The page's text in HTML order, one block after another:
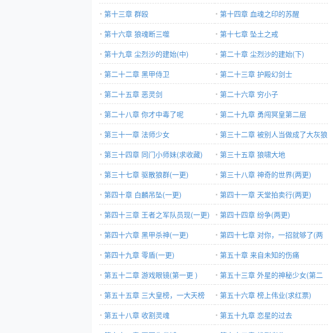
第十三章 群殴
第十四章 血魂之印的苏醒
第十六章 狼魂断三噬
第十七章 坠土之戒
第十九章 尘烈沙的建始(中)
第二十章 尘烈沙的建始(下)
第二十二章 黑甲侍卫
第二十三章 护殿幻剑士
第二十五章 恶灵剑 第二十六章 穷小子
第二十八章 你才中毒了呢
第二十九章 勇闯冥皇第二层
第三十一章 法师少女
第三十二章 被别人当做成了大灰狼
第三十四章 同门小师妹(求收藏)
第三十五章 狼啸大地
第三十七章 驱散狼群(一更)
第三十八章 神奇的世界(两更)
第四十章 白麟吊坠(一更)
第四十一章 天堂拍卖行(两更)
第四十三章 王者之军队员现(一更)
第四十四章 纷争(两更)
第四十六章 黑甲杀神(一更)
第四十七章 对你，一招就够了(两
更)
第四十九章 零盾(一更)
第五十章 来自未知的伤痛
第五十二章 游戏眼镜(第一更 )
第五十三章 外星的神秘少女(第二
更)
第五十五章 三大皇榜，一大天榜
第五十六章 榜上伟业(求红票)
第五十八章 收割灵魂 第五十九章 恋星的过去